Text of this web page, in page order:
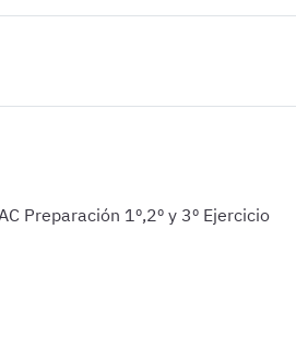
Preparación 1º,2º y 3º Ejercicio